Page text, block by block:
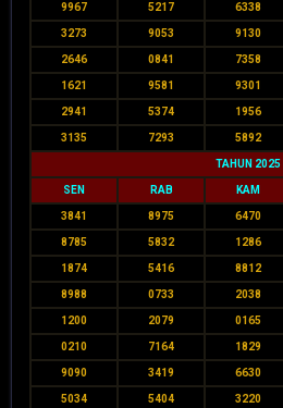
9967 5217 6338
3273 9053 9130
2646 0841 7358
1621 9581 9301
2941 5374 1956
3135 7293 5892
TAHUN 2025
SEN RAB KAM
3841 8975 6470
8785 5832 1286
1874 5416 8812
8988 0733 2038
1200 2079 0165
0210 7164 1829
9090 3419 6630
5034 5404 3220